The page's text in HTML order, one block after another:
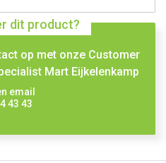
dit product?
op met onze Customer
Mart Eijkelenkamp
email
43 43